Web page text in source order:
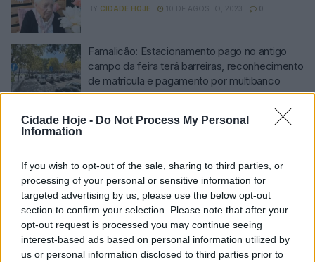
Cidade Hoje - Do Not Process My Personal
Information
If you wish to opt-out of the sale, sharing to third parties, or
processing of your personal or sensitive information for
targeted advertising by us, please use the below opt-out
section to confirm your selection. Please note that after your
opt-out request is processed you may continue seeing
interest-based ads based on personal information utilized by
us or personal information disclosed to third parties prior to
BY CIDADE HOJE 10 DE AGOSTO, 2023 0
Famalicão: Estacionamento pago no antigo
campo da feira terá barreiras, reconhecimento
de matrícula e pagamento por multibanco
Ecocentro Móvel está na freguesia da Lagoa
Famalicão: Novo relvado da AD Ninense vai
ser estreado sábado
Famalicão: Fogo junto ao Santuário de Nossa